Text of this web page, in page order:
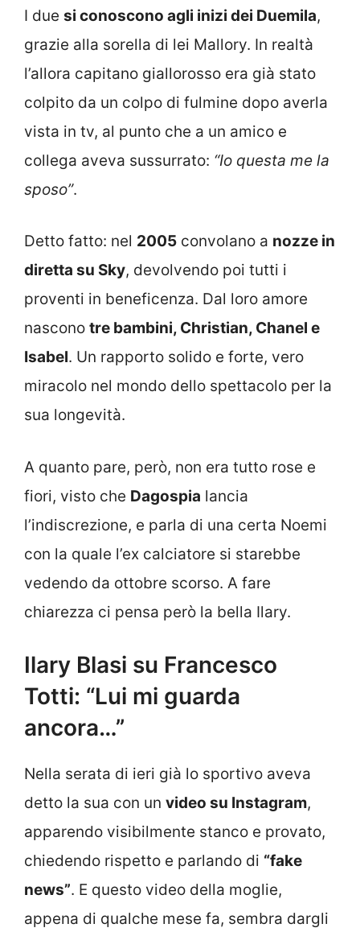
I due si conoscono agli inizi dei Duemila,
grazie alla sorella di lei Mallory. In realtà
l’allora capitano giallorosso era già stato
colpito da un colpo di fulmine dopo averla
vista in tv, al punto che a un amico e
collega aveva sussurrato: “Io questa me la
sposo”.
Detto fatto: nel 2005 convolano a nozze in
diretta su Sky, devolvendo poi tutti i
proventi in beneficenza. Dal loro amore
nascono tre bambini, Christian, Chanel e
Isabel. Un rapporto solido e forte, vero
miracolo nel mondo dello spettacolo per la
sua longevità.
A quanto pare, però, non era tutto rose e
fiori, visto che Dagospia lancia
l’indiscrezione, e parla di una certa Noemi
con la quale l’ex calciatore si starebbe
vedendo da ottobre scorso. A fare
chiarezza ci pensa però la bella Ilary.
Ilary Blasi su Francesco
Totti: “Lui mi guarda
ancora…”
Nella serata di ieri già lo sportivo aveva
detto la sua con un video su Instagram,
apparendo visibilmente stanco e provato,
chiedendo rispetto e parlando di “fake
news”. E questo video della moglie,
appena di qualche mese fa, sembra dargli